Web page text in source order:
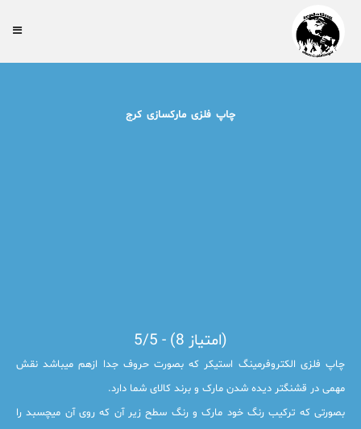
چاپ فلزی مارکسازی کرج
5/5 - (8 امتیاز)
چاپ فلزی الکتروفرمینگ استیکر که بصورت حروف جدا ازهم میباشد نقش
مهمی در قشنگتر دیده شدن مارک و برند کالای شما دارد.
بصورتی که ترکیب رنگ خود مارک و رنگ سطح زیر آن که روی آن میچسبد را